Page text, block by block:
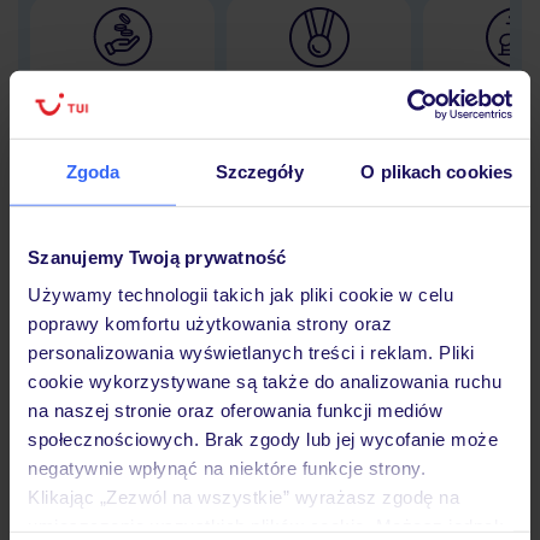
Zgoda Szczegóły O plikach cookies
Szanujemy Twoją prywatność
Używamy technologii takich jak pliki cookie w celu
poprawy komfortu użytkowania strony oraz
personalizowania wyświetlanych treści i reklam. Pliki
cookie wykorzystywane są także do analizowania ruchu
na naszej stronie oraz oferowania funkcji mediów
społecznościowych. Brak zgody lub jej wycofanie może
negatywnie wpłynąć na niektóre funkcje strony.
Klikając „Zezwól na wszystkie” wyrażasz zgodę na
Lider niskich cen
Największe biuro
30 lat w
Hotel
Opinie
Pokoje